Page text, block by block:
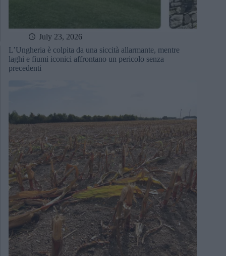
July 23, 2026
L’Ungheria è colpita da una siccità allarmante, mentre
laghi e fiumi iconici affrontano un pericolo senza
precedenti